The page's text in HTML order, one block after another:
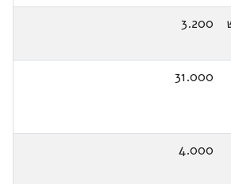
3.200
31.000
4.000